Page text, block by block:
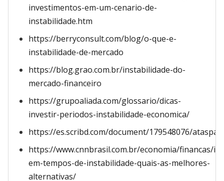
investimentos-em-um-cenario-de-
instabilidade.htm
https://berryconsult.com/blog/o-que-e-
instabilidade-de-mercado
https://blog.grao.com.br/instabilidade-do-
mercado-financeiro
https://grupoaliada.com/glossario/dicas-
investir-periodos-instabilidade-economica/
https://es.scribd.com/document/179548076/
https://www.cnnbrasil.com.br/economia/financas/
em-tempos-de-instabilidade-quais-as-melhores-
alternativas/